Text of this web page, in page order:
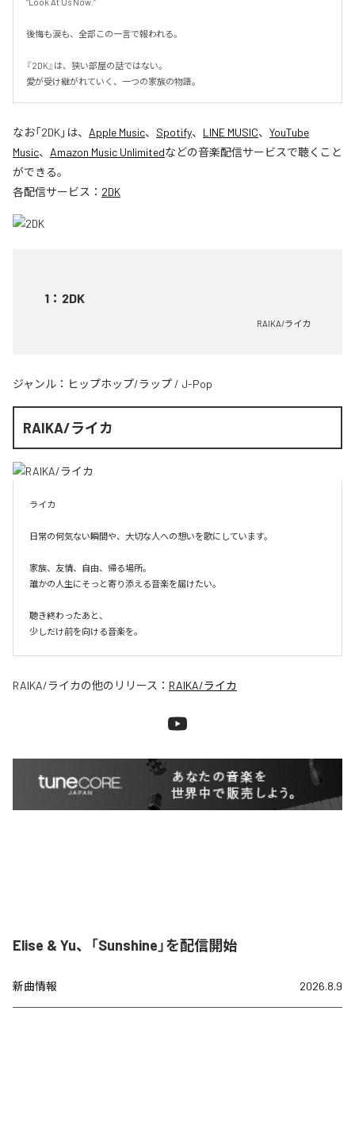
後悔も涙も、全部この一言で報われる。
『2DK』は、狭い部屋の話ではない。
愛が受け継がれていく、一つの家族の物語。
なお「2DK」は、 Apple Music、 Spotify、 LINE MUSIC、 YouTube
Music、 Amazon Music Unlimitedなどの音楽配信サービスで聴くこと
ができる。
各配信サービス： 2DK
1 ： 2DK
RAIKA/ライカ
ジャンル： ヒップホップ/ラップ / J-Pop
RAIKA/ライカ
ライカ
日常の何気ない瞬間や、大切な人への想いを歌にしています。
家族、友情、自由、帰る場所。
誰かの人生にそっと寄り添える音楽を届けたい。
聴き終わったあと、
少しだけ前を向ける音楽を。
RAIKA/ライカの他のリリース： RAIKA/ライカ
Elise & Yu、「Sunshine」を配信開始
新曲情報 2026.8.9